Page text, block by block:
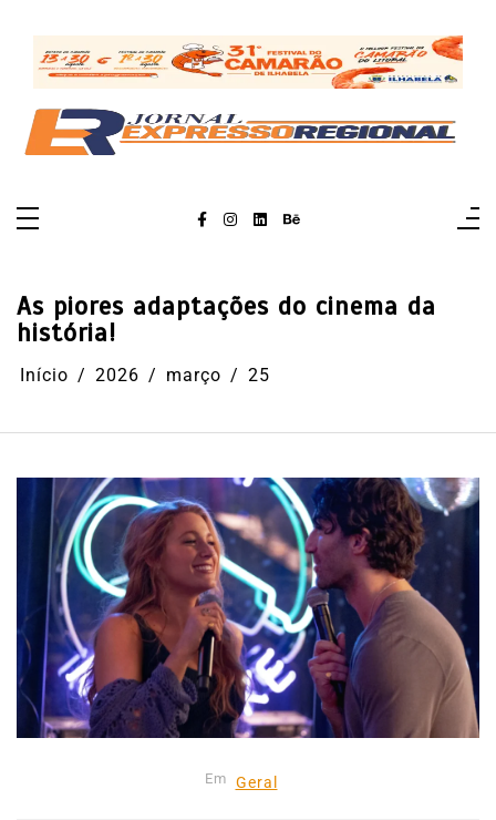
conteúdo
As piores adaptações do cinema da
história!
Início 2026 março 25
Em Geral